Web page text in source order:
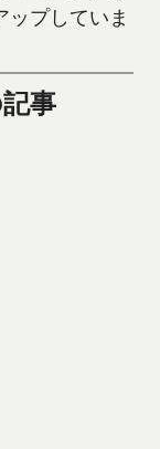
ップしていま
事